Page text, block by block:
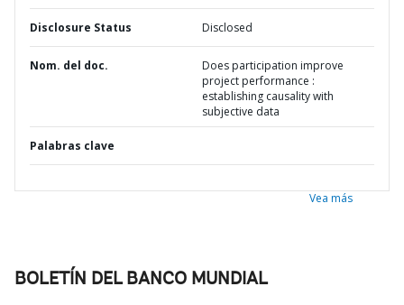
Disclosure Status Disclosed
Nom. del doc.
Does participation improve
project performance :
establishing causality with
subjective data
Palabras clave
Vea más
BOLETÍN DEL BANCO MUNDIAL